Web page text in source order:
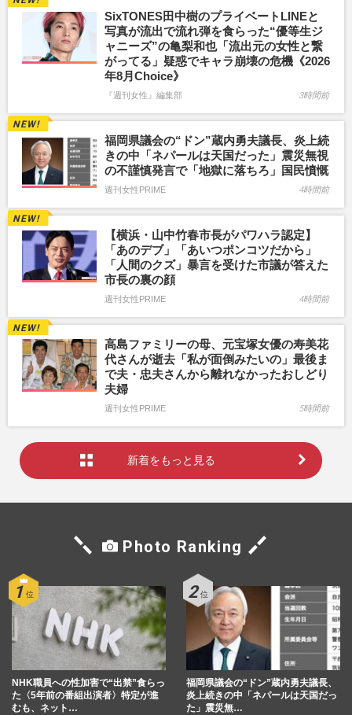
SixTONES田中樹のプライベートLINEと
写真が流出で流れ弾を食らった“優等生ジ
ャニーズ”の亀梨和也「流出元の女性と繋
がってる」疑惑でキャラ崩壊の危機《2026
年8月Choice》
『週刊女性』編集部 3時間前
福岡県議会の“ドン”蔵内勇夫議長、炎上続
きの中「ネパールは天国だった」震災無視
の不謹慎発言で「地獄に落ちろ」国民憤慨
週刊女性PRIME 4時間前
【横浜・山中竹春市長がパワハラ認定】
「あのデブ」「あいつポンコツだから」
「人間のクズ」暴言を受けた市議が答えた
市長の裏の顔
週刊女性PRIME 4時間前
高島ファミリーの母、元宝塚女優の寿美花
代さんが逝去「私が面倒みたいの」最後ま
で夫・忠夫さんから離れなかったおしどり
夫婦
週刊女性PRIME 5時間前
新着をもっと見る
Photo Ranking
NHK職員への性加害で“出禁”食らっ
た〈5年前の番組出演者〉特定が進
むも、ネット…
福岡県議会の“ドン”蔵内勇夫議長、
炎上続きの中「ネパールは天国だっ
た」震災無…